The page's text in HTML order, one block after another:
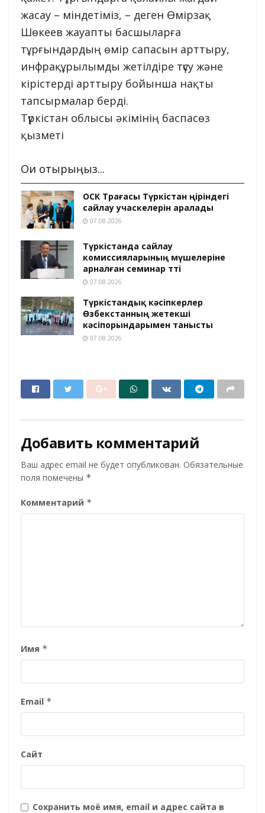
жасау – міндетіміз, – деген Өмірзақ
Шөкеев жауапты басшыларға
тұрғындардың өмір сапасын арттыру,
инфрақұрылымды жетілдіре түсу және
кірістерді арттыру бойынша нақты
тапсырмалар берді.
Түркістан облысы әкімінің баспасөз
қызметі
Оқи отырыңыз...
ОСК Төрағасы Түркістан өңіріндегі
сайлау учаскелерін аралады
07.08.2026
Түркістанда сайлау
комиссияларының мүшелеріне
арналған семинар өтті
07.08.2026
Түркістандық кәсіпкерлер
Өзбекстанның жетекші
кәсіпорындарымен танысты
07.08.2026
Добавить комментарий
Ваш адрес email не будет опубликован. Обязательные
поля помечены *
Комментарий *
Имя *
Email *
Сайт
Сохранить моё имя, email и адрес сайта в